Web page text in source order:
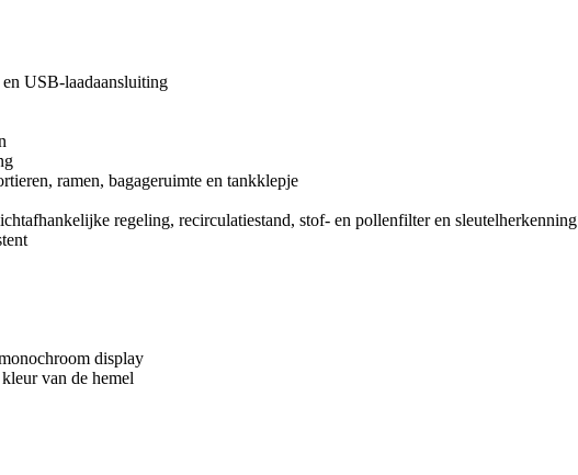
USB-laadaansluiting
ramen, bagageruimte en tankklepje
regeling, recirculatiestand, stof- en pollenfilter en sleutelherkenning
display
van de hemel